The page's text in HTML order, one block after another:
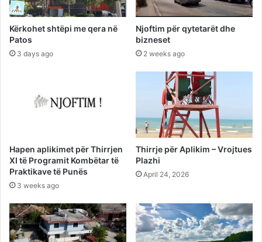
Kërkohet shtëpi me qera në
Patos
3 days ago
Njoftim për qytetarët dhe
bizneset
2 weeks ago
Hapen aplikimet për Thirrjen
XI të Programit Kombëtar të
Praktikave të Punës
3 weeks ago
Thirrje për Aplikim – Vrojtues
Plazhi
April 24, 2026